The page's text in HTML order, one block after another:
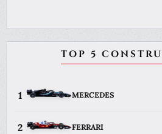
TOP 5
1 MERCEDES
2 FERRARI